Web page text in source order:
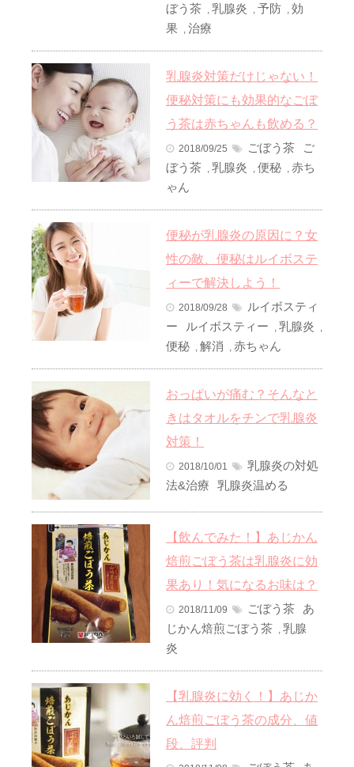
ぼう茶 , 乳腺炎 , 予防 , 効
果 , 治療
乳腺炎対策だけじゃない！
便秘対策にも効果的なごぼ
う茶は赤ちゃんも飲める？
2018/09/25 ごぼう茶
ご
ぼう茶 , 乳腺炎 , 便秘 , 赤ち
ゃん
便秘が乳腺炎の原因に？女
性の敵、便秘はルイボステ
ィーで解決しよう！
2018/09/28
ルイボスティ
ー
ルイボスティー , 乳腺炎 ,
便秘 , 解消 , 赤ちゃん
おっぱいが痛む？そんなと
きはタオルをチンで乳腺炎
対策！
2018/10/01
乳腺炎の対処
法&治療
乳腺炎温める
【飲んでみた！】あじかん
焙煎ごぼう茶は乳腺炎に効
果あり！気になるお味は？
2018/11/09 ごぼう茶
あ
じかん焙煎ごぼう茶 , 乳腺
炎
【乳腺炎に効く！】あじか
ん焙煎ごぼう茶の成分、値
段、評判